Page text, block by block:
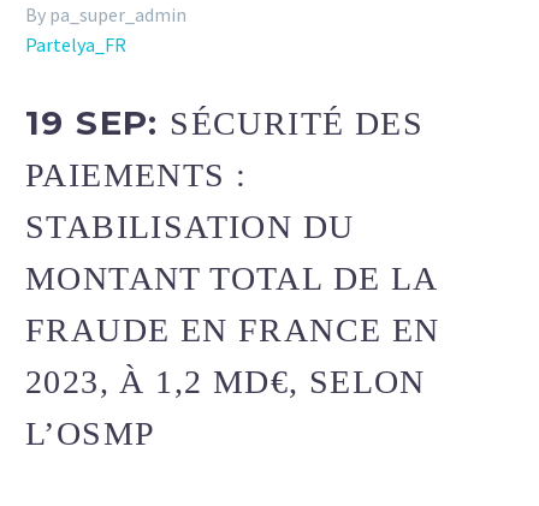
By pa_super_admin
Partelya_FR
19 SEP: SÉCURITÉ DES
PAIEMENTS :
STABILISATION DU
MONTANT TOTAL DE LA
FRAUDE EN FRANCE EN
2023, À 1,2 MD€, SELON
L’OSMP